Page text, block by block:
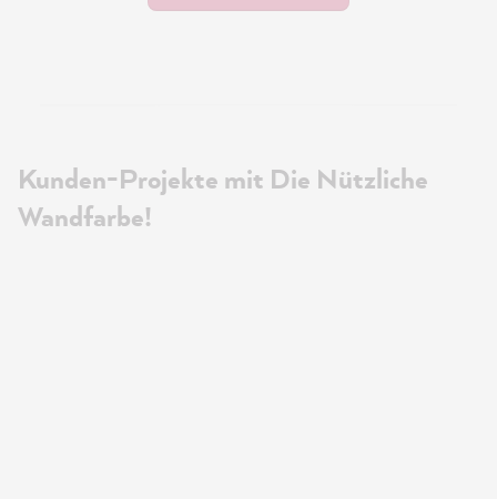
Kunden-Projekte mit Die Nützliche
Wandfarbe!